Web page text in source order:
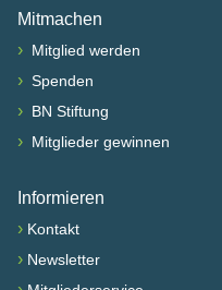
Mitmachen
› Mitglied werden
› Spenden
› BN Stiftung
› Mitglieder gewinnen
Informieren
› Kontakt
› Newsletter